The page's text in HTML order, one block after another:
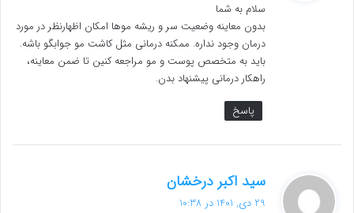
:
سلام به شما
بدون معاینه وضعیت سر و ریشه موها امکان اظهارنظر در مورد
درمان وجود نداره. ممکنه درمانی مثل کاشت مو جوابگو باشه.
باید به متخصص پوست و مو مراجعه کنین تا ضمن معاینه،
راهکار درمانی پیشنهاد بدن.
پاسخ
سید اکبر درخشان
29 دی, 1401 در 10:38